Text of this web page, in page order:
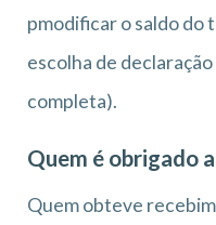
pmodificar o saldo do
escolha de
completa).
Quem é obrigado
Quem obteve